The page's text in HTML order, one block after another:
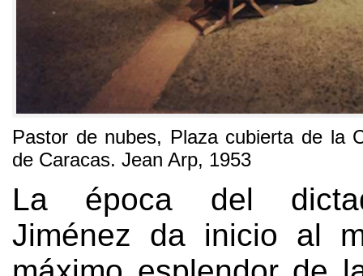
Pastor de nubes, Plaza cubierta de la
de Caracas. Jean Arp, 1953
La época del
Jiménez da inicio al